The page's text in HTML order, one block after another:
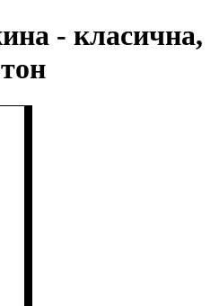
- класична,